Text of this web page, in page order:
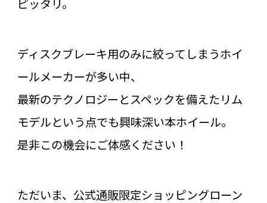
ピッタリ。
ディスクブレーキ用のみに絞ってしまうホイ
ールメーカーが多い中、
最新のテクノロジーとスペックを備えたリム
モデルという点でも興味深い本ホイール。
是非この機会にご体感ください！
ただいま、公式通販限定ショッピングローン